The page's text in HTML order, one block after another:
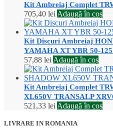
Kit Ambreiaj Complet
705,40 leiAdaugă în coș
Kit Discuri Ambreiaj
YAMAHA XT YBR 50-125
57,88 leiAdaugă în coș
Kit Ambreiaj Complet
XL650V TRANSALP
521,33 leiAdaugă în coș
LIVRARE IN ROMANIA